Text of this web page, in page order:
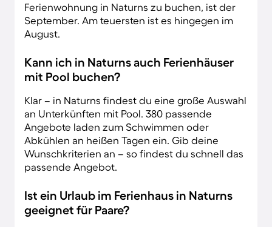
Ferienwohnung in Naturns zu buchen, ist der
September. Am teuersten ist es hingegen im
August.
Kann ich in Naturns auch Ferienhäuser
mit Pool buchen?
Klar – in Naturns findest du eine große Auswahl
an Unterkünften mit Pool. 380 passende
Angebote laden zum Schwimmen oder
Abkühlen an heißen Tagen ein. Gib deine
Wunschkriterien an – so findest du schnell das
passende Angebot.
Ist ein Urlaub im Ferienhaus in Naturns
geeignet für Paare?